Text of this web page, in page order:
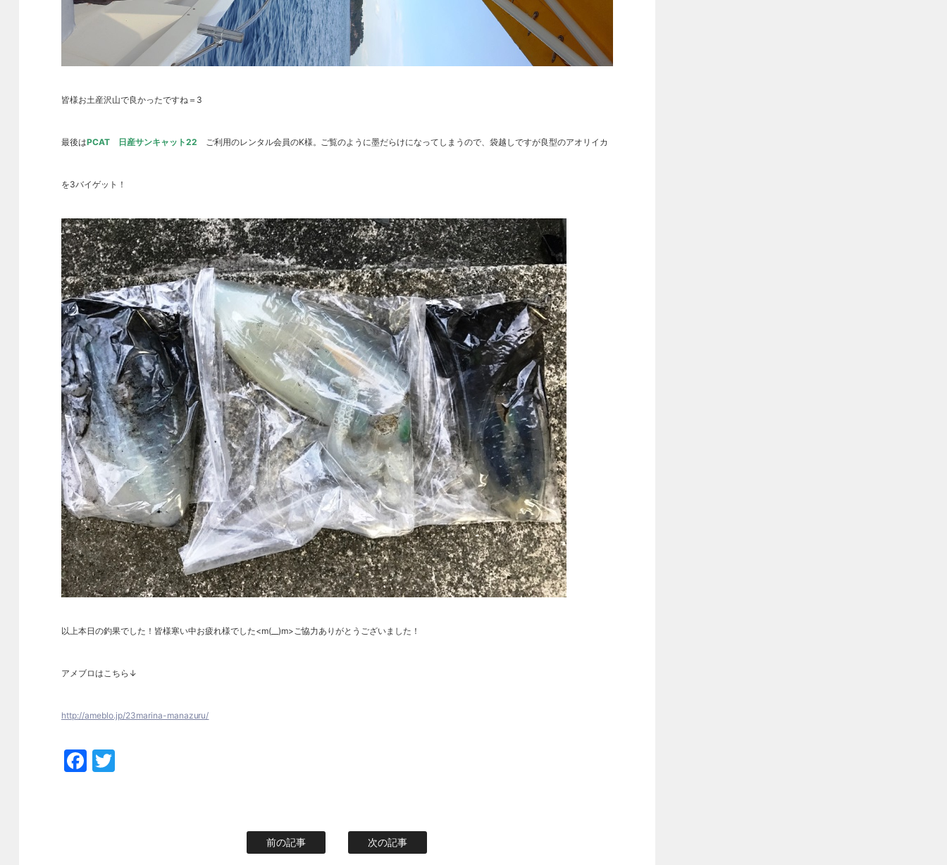
皆様お土産沢山で良かったですね＝3
最後はPCAT 日産サンキャット22 ご利用のレンタル会員のK様。ご覧のように墨だらけになってしまうので、袋越しですが良型のアオリイカ
を3バイゲット！
以上本日の釣果でした！皆様寒い中お疲れ様でした<m(__)m>ご協力ありがとうございました！
アメブロはこちら↓
http://ameblo.jp/23marina-manazuru/
Facebook
Twitter
前の記事 次の記事